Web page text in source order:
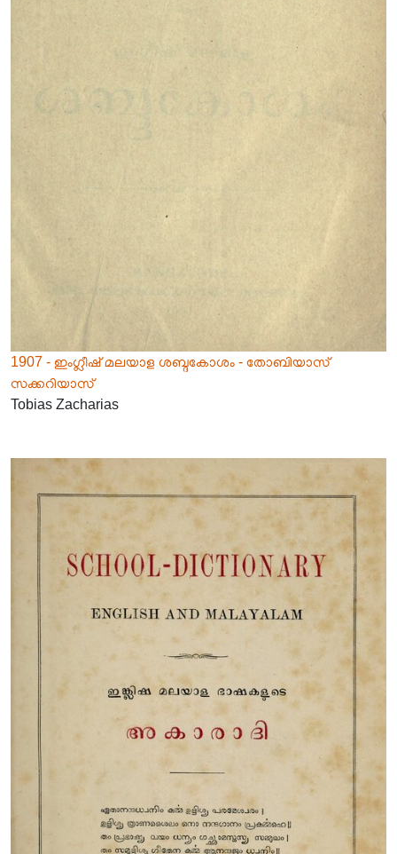
1907 - ഇംഗ്ലീഷ് മലയാള ശബ്ദകോശം - തോബിയാസ്
സക്കറിയാസ്
Tobias Zacharias